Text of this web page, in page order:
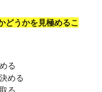
どうかを見極めるこ
る
める
る